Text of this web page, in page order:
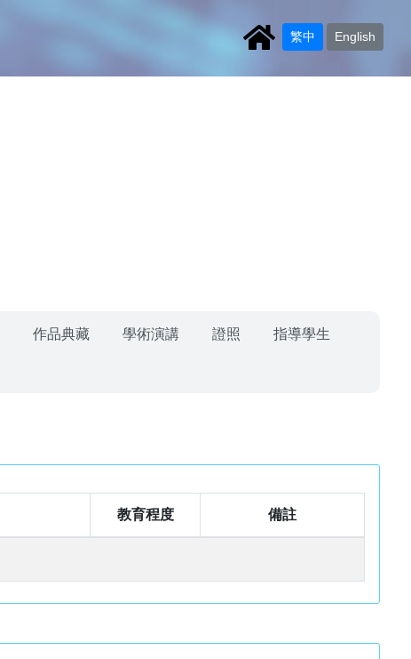
繁中 English
作品典藏 學術演講 證照 指導學生
教育程度 備註